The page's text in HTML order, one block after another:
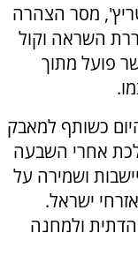
מסר הצהרה
השראה וקול
פועל מתוך
כשותף למאבק
אחרי השבעה
ושמירה על
ישראל.
הדתית ולמחנה